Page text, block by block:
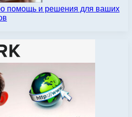
помощь и решения для ваших